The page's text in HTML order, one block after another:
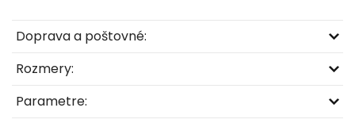
Doprava a poštovné:
Rozmery:
Parametre: